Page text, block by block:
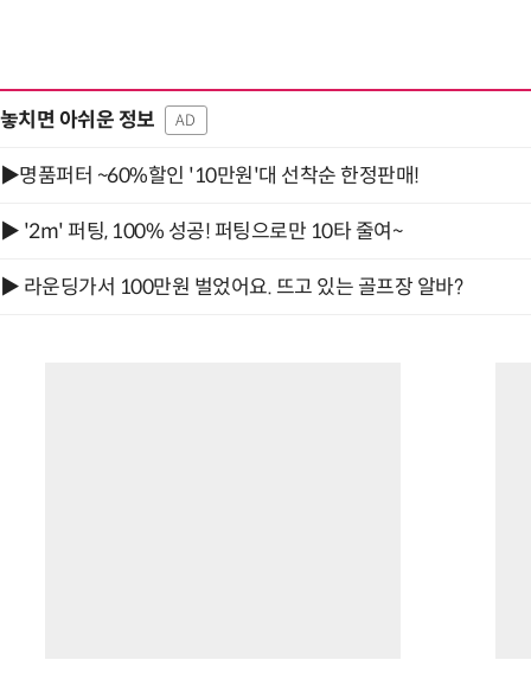
놓치면 아쉬운 정보 AD
▶명품퍼터 ~60%할인 '10만원'대 선착순 한정판매!
▶ '2m' 퍼팅, 100% 성공! 퍼팅으로만 10타 줄여~
▶ 라운딩가서 100만원 벌었어요. 뜨고 있는 골프장 알바?